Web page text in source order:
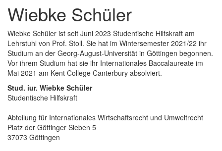
Wiebke Schüler
Wiebke Schüler ist seit Juni 2023 Studentische Hilfskraft am
Lehrstuhl von Prof. Stoll. Sie hat im Wintersemester 2021/22 ihr
Studium an der Georg-August-Universität in Göttingen begonnen.
Vor ihrem Studium hat sie ihr Internationales Baccalaureate im
Mai 2021 am Kent College Canterbury absolviert.
Stud. iur. Wiebke Schüler
Studentische Hilfskraft
Abteilung für Internationales Wirtschaftsrecht und Umweltrecht
Platz der Göttinger Sieben 5
37073 Göttingen